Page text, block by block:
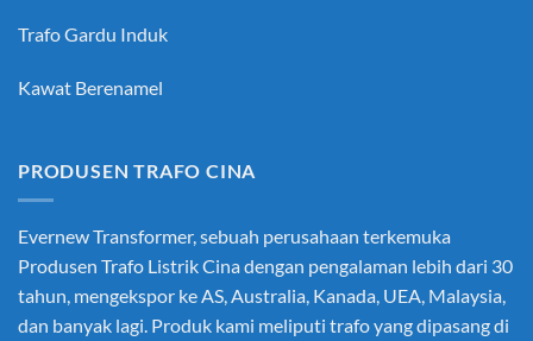
Trafo Gardu Induk
Kawat Berenamel
PRODUSEN TRAFO CINA
Evernew Transformer, sebuah perusahaan terkemuka
Produsen Trafo Listrik Cinadengan pengalaman lebih dari 30
tahun, mengekspor ke AS, Australia, Kanada, UEA, Malaysia,
dan banyak lagi. Produk kami meliputi trafo yang dipasang di